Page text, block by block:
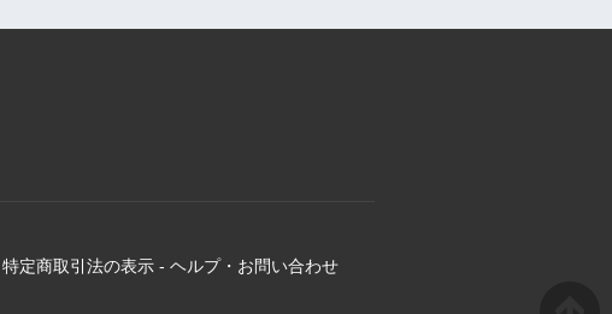
特定商取引法の表示 - ヘルプ・お問い合わせ